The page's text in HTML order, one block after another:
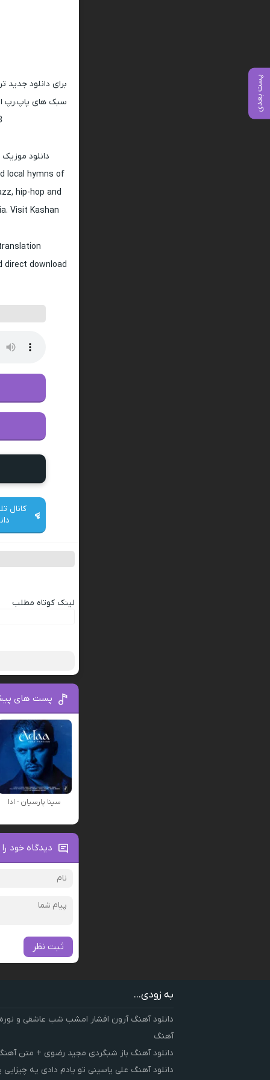
پست بعدی
برای دانلود
سبک های پاپ،رپ
128
دانلود
local hymns of
hip-hop and
Visit Kashan
direct download
کانال
لینک کوتاه مطلب
پست های
سینا پارسیان - ادا
دیدگاه خود
ثبت نظر
به زودی...
دانلود آهنگ آرون افشار امشب شب عاشقی و
آهنگ
دانلود آهنگ باز شبگردی مجید رضوی + متن
دانلود آهنگ علی یاسینی تو یادم دادی یه